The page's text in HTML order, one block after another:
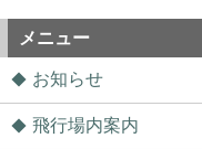
メニュー
お知らせ
飛行場内案内